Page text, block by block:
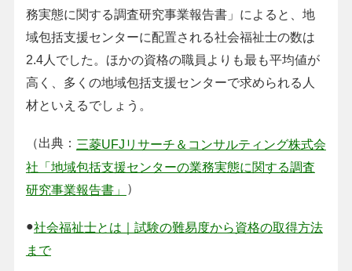
務実態に関する調査研究事業報告書」によると、地
域包括支援センターに配置される社会福祉士の数は
2.4人でした。ほかの資格の職員よりも最も平均値が
高く、多くの地域包括支援センターで求められる人
材といえるでしょう。
（出典： 三菱UFJリサーチ＆コンサルティング株式会
社「地域包括支援センターの業務実態に関する調査
研究事業報告書」
）
●社会福祉士とは｜試験の難易度から資格の取得方法
まで